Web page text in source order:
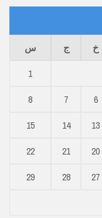
خ ج
س
1
6
7
8
13
14
15
20
21
22
27
28
29